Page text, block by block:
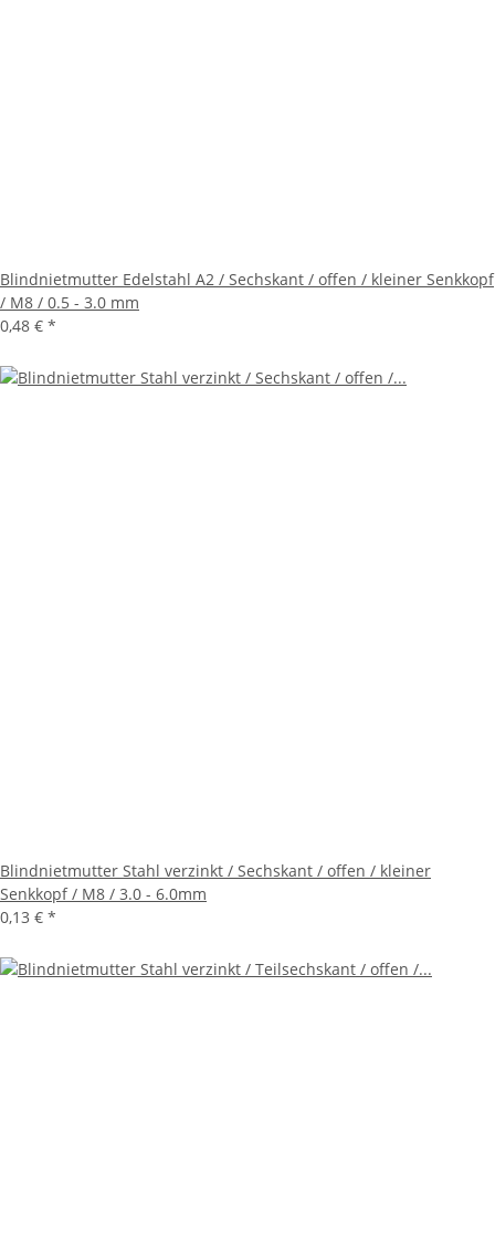
Blindnietmutter Edelstahl A2 / Sechskant / offen / kleiner Senkkopf
/ M8 / 0.5 - 3.0 mm
0,48 € *
Blindnietmutter Stahl verzinkt / Sechskant / offen / kleiner
Senkkopf / M8 / 3.0 - 6.0mm
0,13 € *